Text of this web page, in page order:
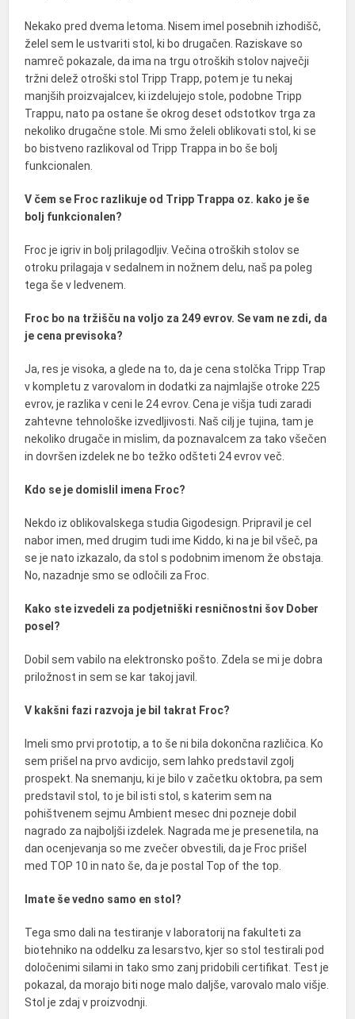
Nekako pred dvema letoma. Nisem imel posebnih izhodišč,
želel sem le ustvariti stol, ki bo drugačen. Raziskave so
namreč pokazale, da ima na trgu otroških stolov največji
tržni delež otroški stol Tripp Trapp, potem je tu nekaj
manjših proizvajalcev, ki izdelujejo stole, podobne Tripp
Trappu, nato pa ostane še okrog deset odstotkov trga za
nekoliko drugačne stole. Mi smo želeli oblikovati stol, ki se
bo bistveno razlikoval od Tripp Trappa in bo še bolj
funkcionalen.
V čem se Froc razlikuje od Tripp Trappa oz. kako je še
bolj funkcionalen?
Froc je igriv in bolj prilagodljiv. Večina otroških stolov se
otroku prilagaja v sedalnem in nožnem delu, naš pa poleg
tega še v ledvenem.
Froc bo na tržišču na voljo za 249 evrov. Se vam ne zdi, da
je cena previsoka?
Ja, res je visoka, a glede na to, da je cena stolčka Tripp Trap
v kompletu z varovalom in dodatki za najmlajše otroke 225
evrov, je razlika v ceni le 24 evrov. Cena je višja tudi zaradi
zahtevne tehnološke izvedljivosti. Naš cilj je tujina, tam je
nekoliko drugače in mislim, da poznavalcem za tako všečen
in dovršen izdelek ne bo težko odšteti 24 evrov več.
Kdo se je domislil imena Froc?
Nekdo iz oblikovalskega studia Gigodesign. Pripravil je cel
nabor imen, med drugim tudi ime Kiddo, ki na je bil všeč, pa
se je nato izkazalo, da stol s podobnim imenom že obstaja.
No, nazadnje smo se odločili za Froc.
Kako ste izvedeli za podjetniški resničnostni šov Dober
posel?
Dobil sem vabilo na elektronsko pošto. Zdela se mi je dobra
priložnost in sem se kar takoj javil.
V kakšni fazi razvoja je bil takrat Froc?
Imeli smo prvi prototip, a to še ni bila dokončna različica. Ko
sem prišel na prvo avdicijo, sem lahko predstavil zgolj
prospekt. Na snemanju, ki je bilo v začetku oktobra, pa sem
predstavil stol, to je bil isti stol, s katerim sem na
pohištvenem sejmu Ambient mesec dni pozneje dobil
nagrado za najboljši izdelek. Nagrada me je presenetila, na
dan ocenjevanja so me zvečer obvestili, da je Froc prišel
med TOP 10 in nato še, da je postal Top of the top.
Imate še vedno samo en stol?
Tega smo dali na testiranje v laboratorij na fakulteti za
biotehniko na oddelku za lesarstvo, kjer so stol testirali pod
določenimi silami in tako smo zanj pridobili certifikat. Test je
pokazal, da morajo biti noge malo daljše, varovalo malo višje.
Stol je zdaj v proizvodnji.